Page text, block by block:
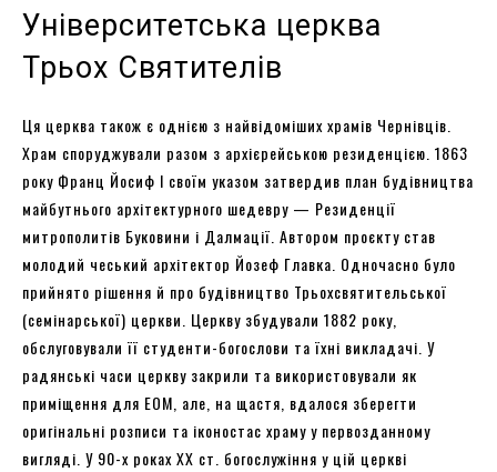
Університетська церква
Трьох Святителів
Ця церква також є однією з найвідоміших храмів Чернівців.
Храм споруджували разом з архієрейською резиденцією. 1863
року Франц Йосиф I своїм указом затвердив план будівництва
майбутнього архітектурного шедевру — Резиденції
митрополитів Буковини і Далмації. Автором проєкту став
молодий чеський архітектор Йозеф Главка. Одночасно було
прийнято рішення й про будівництво Трьохсвятительської
(семінарської) церкви. Церкву збудували 1882 року,
обслуговували її студенти-богослови та їхні викладачі. У
радянські часи церкву закрили та використовували як
приміщення для ЕОМ, але, на щастя, вдалося зберегти
оригінальні розписи та іконостас храму у первозданному
вигляді. У 90-х роках ХХ ст. богослужіння у цій церкві